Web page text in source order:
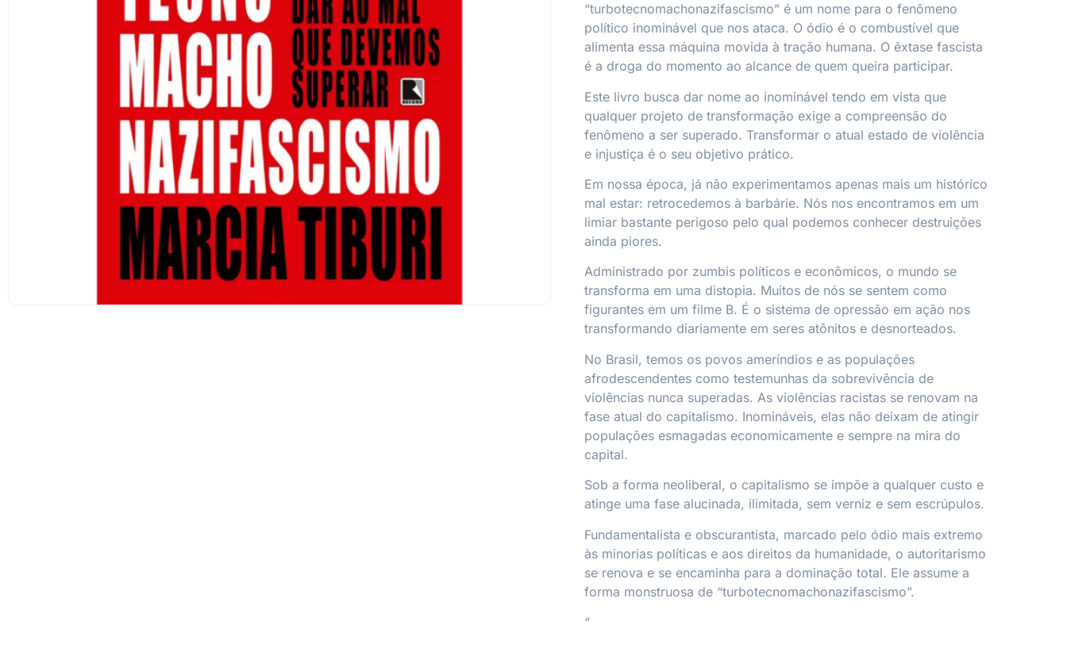
“turbotecnomachonazifascismo” é um nome para o fenômeno
político inominável que nos ataca. O ódio é o combustível que
alimenta essa máquina movida à tração humana. O êxtase fascista
é a droga do momento ao alcance de quem queira participar.
Este livro busca dar nome ao inominável tendo em vista que
qualquer projeto de transformação exige a compreensão do
fenômeno a ser superado. Transformar o atual estado de violência
e injustiça é o seu objetivo prático.
Em nossa época, já não experimentamos apenas mais um histórico
mal estar: retrocedemos à barbárie. Nós nos encontramos em um
limiar bastante perigoso pelo qual podemos conhecer destruições
ainda piores.
Administrado por zumbis políticos e econômicos, o mundo se
transforma em uma distopia. Muitos de nós se sentem como
figurantes em um filme B. É o sistema de opressão em ação nos
transformando diariamente em seres atônitos e desnorteados.
No Brasil, temos os povos ameríndios e as populações
afrodescendentes como testemunhas da sobrevivência de
violências nunca superadas. As violências racistas se renovam na
fase atual do capitalismo. Inomináveis, elas não deixam de atingir
populações esmagadas economicamente e sempre na mira do
capital.
Sob a forma neoliberal, o capitalismo se impõe a qualquer custo e
atinge uma fase alucinada, ilimitada, sem verniz e sem escrúpulos.
Fundamentalista e obscurantista, marcado pelo ódio mais extremo
às minorias políticas e aos direitos da humanidade, o autoritarismo
se renova e se encaminha para a dominação total. Ele assume a
forma monstruosa de “turbotecnomachonazifascismo”.
“